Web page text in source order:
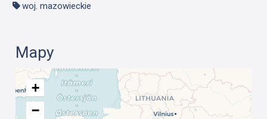
woj. mazowieckie
Mapy
+
−